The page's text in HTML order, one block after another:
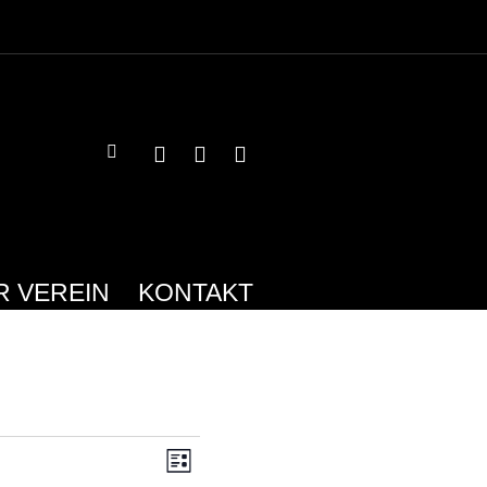
VEREIN KONTAKT
ANSICHTEN-
VERANSTALTUNG
LISTE